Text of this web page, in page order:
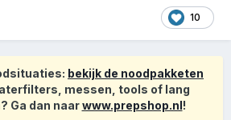
10
bekijk de noodpakketen
messen, tools of lang
Ga dan naarwww.prepshop.nl!